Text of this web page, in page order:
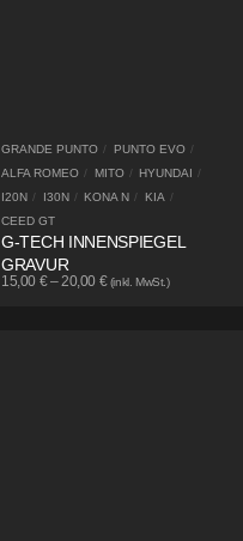
GRANDE PUNTO / PUNTO EVO /
ALFA ROMEO / MITO / HYUNDAI /
I20N / I30N / KONA N / KIA /
CEED GT
G-TECH INNENSPIEGEL
GRAVUR
15,00 €– 20,00 € (inkl. MwSt.)